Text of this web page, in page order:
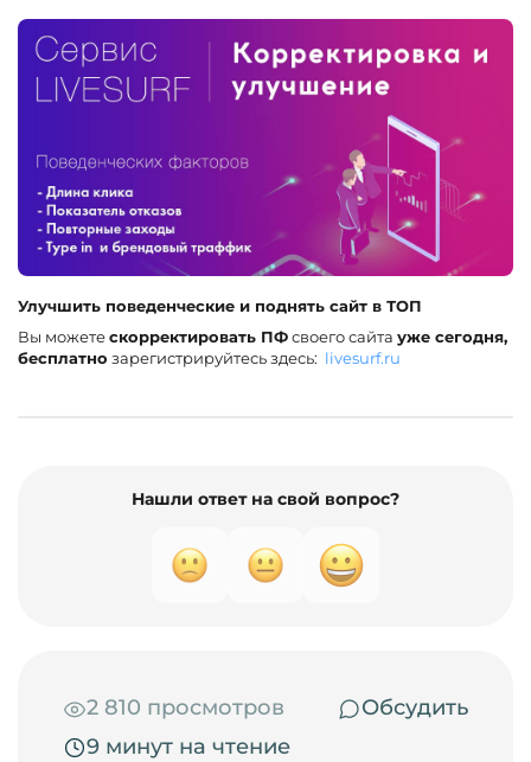
Улучшить поведенческие и поднять сайт в ТОП
Вы можетескорректировать ПФсвоего сайта уже сегодня,
бесплатно зарегистрируйтесь здесь: livesurf.ru
Нашли ответ на свой вопрос?
2 810 просмотров
Обсудить
9 минут на чтение